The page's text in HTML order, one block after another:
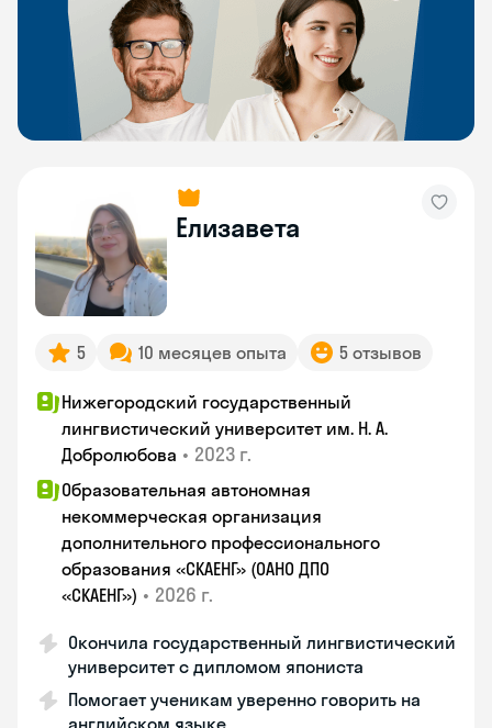
Елизавета
5 10 месяцев опыта 5 отзывов
Нижегородский государственный
лингвистический университет им. Н. А.
Добролюбова • 2023 г.
Образовательная автономная
некоммерческая организация
дополнительного профессионального
образования «СКАЕНГ» (ОАНО ДПО
«СКАЕНГ») • 2026 г.
Окончила государственный лингвистический
университет с дипломом япониста
Помогает ученикам уверенно говорить на
английском языке